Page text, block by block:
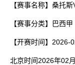
【赛事名称】 桑托斯
【赛事分类】 巴西甲
【开赛时间】 2026-
北京时间2026年02